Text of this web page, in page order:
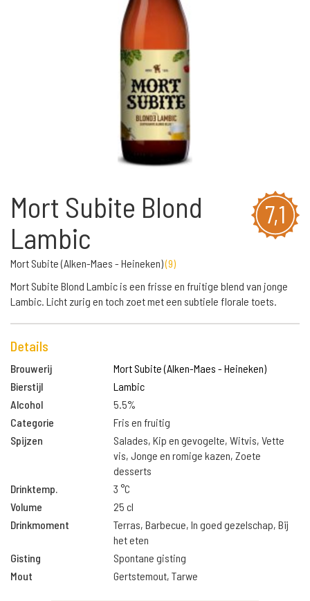
7,1
Mort Subite Blond
Lambic
Mort Subite (Alken-Maes - Heineken)(9)
Mort Subite Blond Lambic is een frisse en fruitige blend van jonge
Lambic. Licht zurig en toch zoet met een subtiele florale toets.
Details
Brouwerij
Mort Subite (Alken-Maes - Heineken)
Bierstijl
Lambic
Alcohol
5.5%
Categorie
Fris en fruitig
Spijzen
Salades, Kip en gevogelte, Witvis, Vette
vis, Jonge en romige kazen, Zoete
desserts
Drinktemp.
3 °C
Volume
25 cl
Drinkmoment
Terras, Barbecue, In goed gezelschap, Bij
het eten
Gisting
Spontane gisting
Mout
Gertstemout, Tarwe